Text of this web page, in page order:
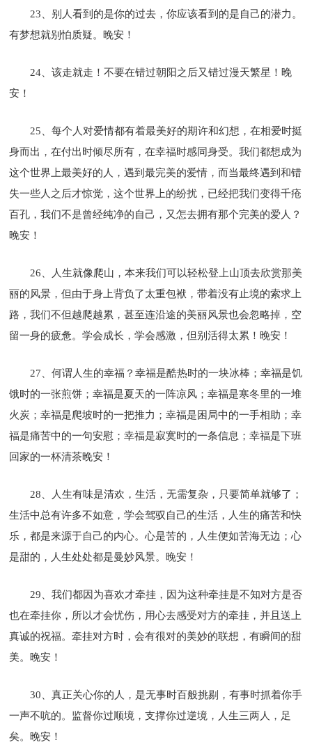
23、别人看到的是你的过去，你应该看到的是自己的潜力。
有梦想就别怕质疑。晚安！
24、该走就走！不要在错过朝阳之后又错过漫天繁星！晚
安！
25、每个人对爱情都有着最美好的期许和幻想，在相爱时挺
身而出，在付出时倾尽所有，在幸福时感同身受。我们都想成为
这个世界上最美好的人，遇到最完美的爱情，而当最终遇到和错
失一些人之后才惊觉，这个世界上的纷扰，已经把我们变得千疮
百孔，我们不是曾经纯净的自己，又怎去拥有那个完美的爱人？
晚安！
26、人生就像爬山，本来我们可以轻松登上山顶去欣赏那美
丽的风景，但由于身上背负了太重包袱，带着没有止境的索求上
路，我们不但越爬越累，甚至连沿途的美丽风景也会忽略掉，空
留一身的疲惫。学会成长，学会感激，但别活得太累！晚安！
27、何谓人生的幸福？幸福是酷热时的一块冰棒；幸福是饥
饿时的一张煎饼；幸福是夏天的一阵凉风；幸福是寒冬里的一堆
火炭；幸福是爬坡时的一把推力；幸福是困局中的一手相助；幸
福是痛苦中的一句安慰；幸福是寂寞时的一条信息；幸福是下班
回家的一杯清茶晚安！
28、人生有味是清欢，生活，无需复杂，只要简单就够了；
生活中总有许多不如意，学会驾驭自己的生活，人生的痛苦和快
乐，都是来源于自己的内心。心是苦的，人生便如苦海无边；心
是甜的，人生处处都是曼妙风景。晚安！
29、我们都因为喜欢才牵挂，因为这种牵挂是不知对方是否
也在牵挂你，所以才会忧伤，用心去感受对方的牵挂，并且送上
真诚的祝福。牵挂对方时，会有很对的美妙的联想，有瞬间的甜
美。晚安！
30、真正关心你的人，是无事时百般挑剔，有事时抓着你手
一声不吭的。监督你过顺境，支撑你过逆境，人生三两人，足
矣。晚安！